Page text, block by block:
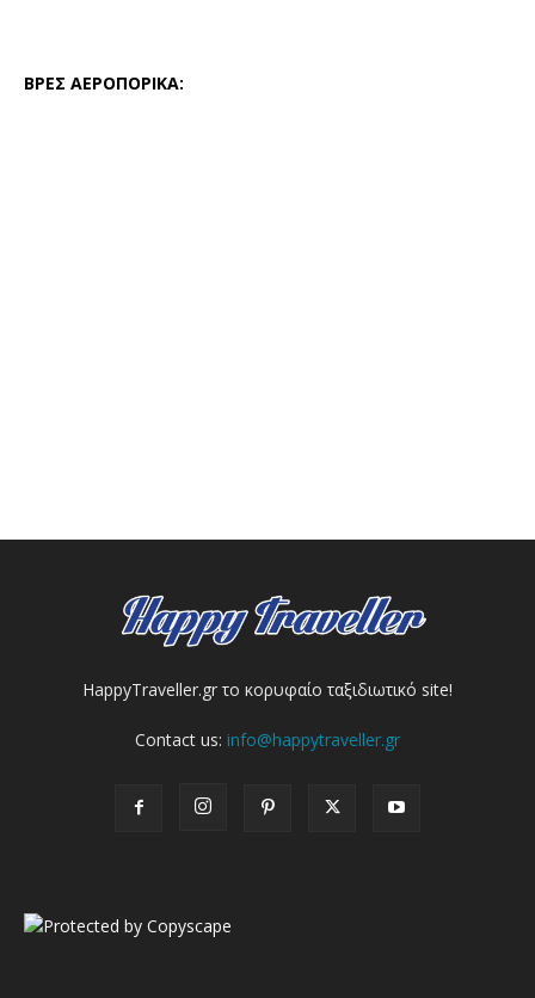
ΒΡΕΣ ΑΕΡΟΠΟΡΙΚΑ:
HappyTraveller.gr το κορυφαίο ταξιδιωτικό site!
Contact us: info@happytraveller.gr